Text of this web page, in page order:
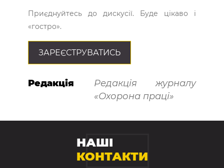
Приєднуйтесь до дискусії. Буде цікаво і
«гостро».
ЗАРЕЄСТРУВАТИСЬ
Редакція
Редакція журналу
«Охорона праці»
НАШІ
КОНТАКТИ